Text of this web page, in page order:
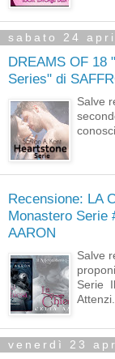
sabato 24
DREAMS OF 18
Series" di
Salve
Recensione: LA
Monastero Serie
AARON
Salve
Serie
Attenzi...
venerdì 23